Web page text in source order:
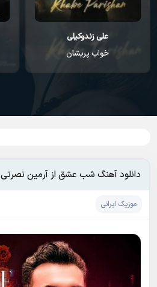
علی زندوکیلی
خواب پریشان
دانلود آهنگ شب عشق از آرمین نصرتی
موزیک ایرانی